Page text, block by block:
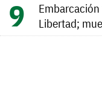
Libertad;